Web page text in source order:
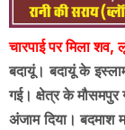
चारपाई पर मिला शव,
बदायूं। बदायूं के
गई। क्षेत्र के मौसमपुर
अंजाम दिया।